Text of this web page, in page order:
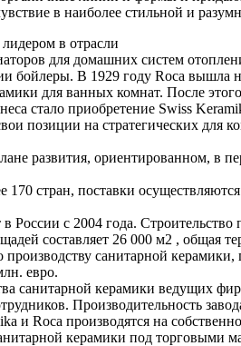
в наиболее стильной и
в отрасли
для домашних систем
бойлеры. В 1929 году Roca вышла
для ванных комнат. После
стало приобретение Swiss
позиции на стратегических
развития, ориентированном, в
стран, поставки
с 2004 года.
составляет 26 000 м2 , общая
санитарной
евро.
санитарной керамики ведущих
Производительность
и Roca производятся на
керамики под торговыми